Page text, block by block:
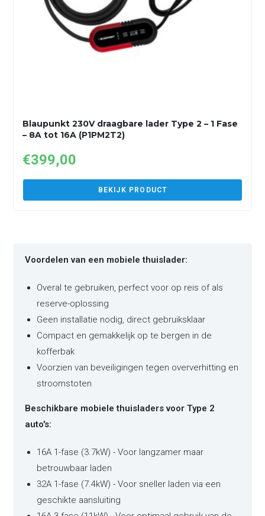
Blaupunkt 230V draagbare lader Type 2 – 1 Fase
– 8A tot 16A (P1PM2T2)
€399,00
BEKIJK PRODUCT
Voordelen van een mobiele thuislader:
Overal te gebruiken, perfect voor op reis of als
reserve-oplossing
Geen installatie nodig, direct gebruiksklaar
Compact en gemakkelijk op te bergen in de
kofferbak
Voorzien van beveiligingen tegen oververhitting en
stroomstoten
Beschikbare mobiele thuisladers voor Type 2
auto's:
16A 1-fase (3.7kW) - Voor langzamer maar
betrouwbaar laden
32A 1-fase (7.4kW) - Voor sneller laden via een
geschikte aansluiting